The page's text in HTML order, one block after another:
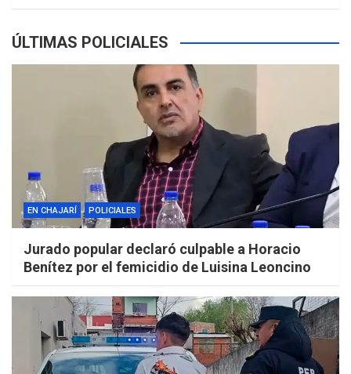
ÚLTIMAS POLICIALES
EN CHAJARÍ POLICIALES
Jurado popular declaró culpable a Horacio
Benítez por el femicidio de Luisina Leoncino